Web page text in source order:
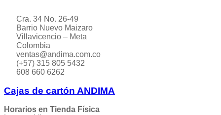
Cra. 34 No. 26-49
Barrio Nuevo Maizaro
Villavicencio – Meta
Colombia
ventas@andima.com.co
(+57) 315 805 5432
608 660 6262
Cajas de cartón ANDIMA
Horarios en Tienda Física